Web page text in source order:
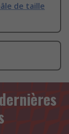
de taille